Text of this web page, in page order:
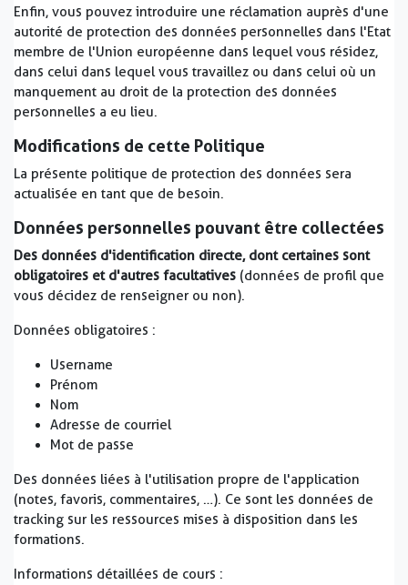
Enfin, vous pouvez introduire une réclamation auprès d'une
autorité de protection des données personnelles dans l'Etat
membre de l'Union européenne dans lequel vous résidez,
dans celui dans lequel vous travaillez ou dans celui où un
manquement au droit de la protection des données
personnelles a eu lieu.
Modifications de cette Politique
La présente politique de protection des données sera
actualisée en tant que de besoin.
Données personnelles pouvant être collectées
Des données d'identification directe, dont certaines sont
obligatoires et d'autres facultatives (données de profil que
vous décidez de renseigner ou non).
Données obligatoires :
Username
Prénom
Nom
Adresse de courriel
Mot de passe
Des données liées à l'utilisation propre de l'application
(notes, favoris, commentaires, …). Ce sont les données de
tracking sur les ressources mises à disposition dans les
formations.
Informations détaillées de cours :